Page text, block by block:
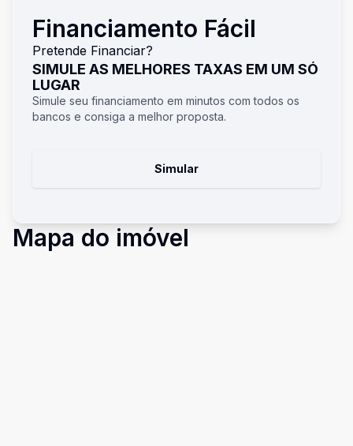
Financiamento Fácil
Pretende Financiar?
SIMULE AS MELHORES TAXAS EM UM SÓ
LUGAR
Simule seu financiamento em minutos com todos os
bancos e consiga a melhor proposta.
Simular
Mapa do imóvel